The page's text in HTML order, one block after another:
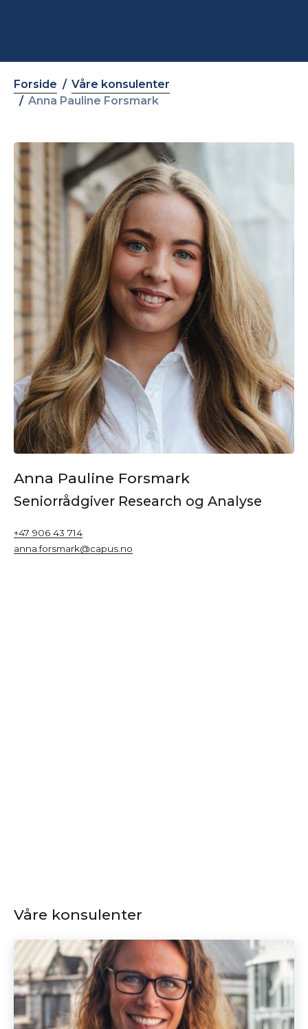
Forside
Våre konsulenter
Anna Pauline Forsmark
Anna Pauline Forsmark
Seniorrådgiver Research og Analyse
+47 906 43 714
anna.forsmark@capus.no
Våre konsulenter